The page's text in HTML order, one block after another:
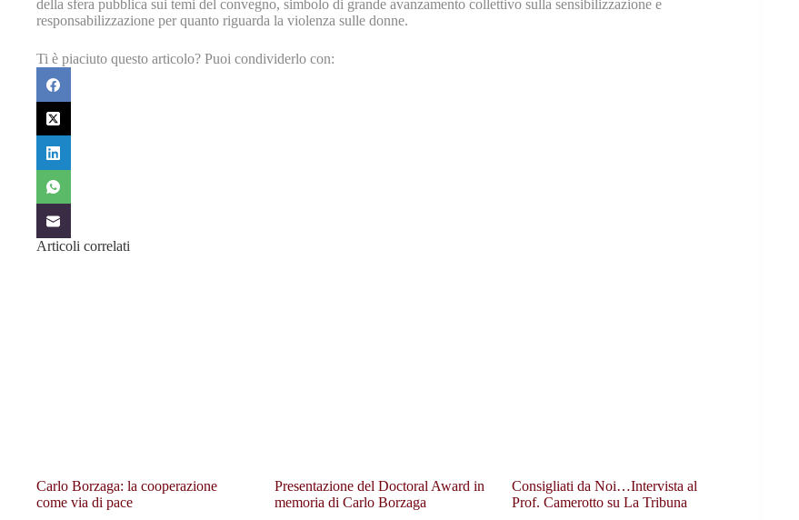
della sfera pubblica sui temi del convegno, simbolo di grande avanzamento collettivo sulla sensibilizzazione e
responsabilizzazione per quanto riguarda la violenza sulle donne.
Ti è piaciuto questo articolo? Puoi condividerlo con:
Articoli correlati
Carlo Borzaga: la cooperazione
come via di pace
Presentazione del Doctoral Award in
memoria di Carlo Borzaga
Consigliati da Noi…Intervista al
Prof. Camerotto su La Tribuna